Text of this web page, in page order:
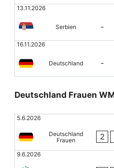
13.11.2026
Serbien -
16.11.2026
Deutschland -
Deutschland Frauen
5.6.2026
Deutschland
Frauen
2
9.6.2026